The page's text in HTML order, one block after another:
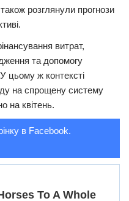
розглянули прогнози
витрат,
та допомогу
цьому ж контексті
на спрощену систему
на квітень.
в Facebook.